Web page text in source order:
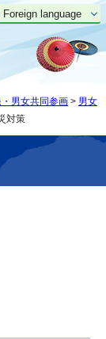
Foreign language
・男女共同参画 > 男女
対策